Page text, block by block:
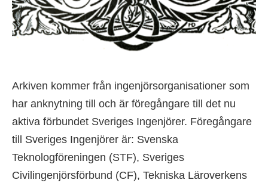
Arkiven kommer från ingenjörsorganisationer som
har anknytning till och är föregångare till det nu
aktiva förbundet Sveriges Ingenjörer. Föregångare
till Sveriges Ingenjörer är: Svenska
Teknologföreningen (STF), Sveriges
Civilingenjörsförbund (CF), Tekniska Läroverkens